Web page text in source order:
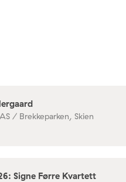
/ Brekkeparken, Skien
Signe Førre Kvartett